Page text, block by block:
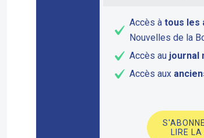
Accès à tous les
Nouvelles de la
Accès au journal
Accès aux
LIRE